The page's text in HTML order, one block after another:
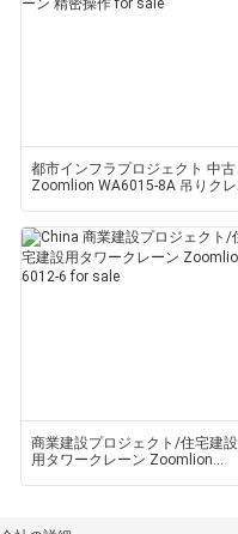
都市インフラプロジェクト 中古
Zoomlion WA6015-8A 吊りクレ
商業建設プロジェクト/住宅建設
用タワークレーン Zoomlion